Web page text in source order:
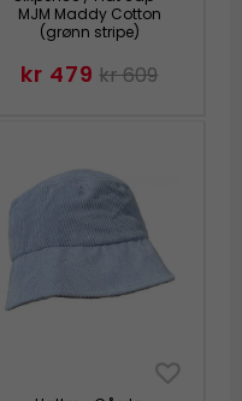
MJM Maddy Cotton
(grønn stripe)
kr 479 kr 609